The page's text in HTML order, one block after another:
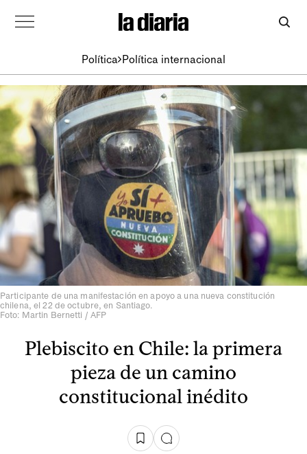
Política Política internacional
Participante de una manifestación en apoyo a una nueva constitución
chilena, el 22 de octubre, en Santiago.
Foto: Martin Bernetti / AFP
Plebiscito en Chile: la primera
pieza de un camino
constitucional inédito